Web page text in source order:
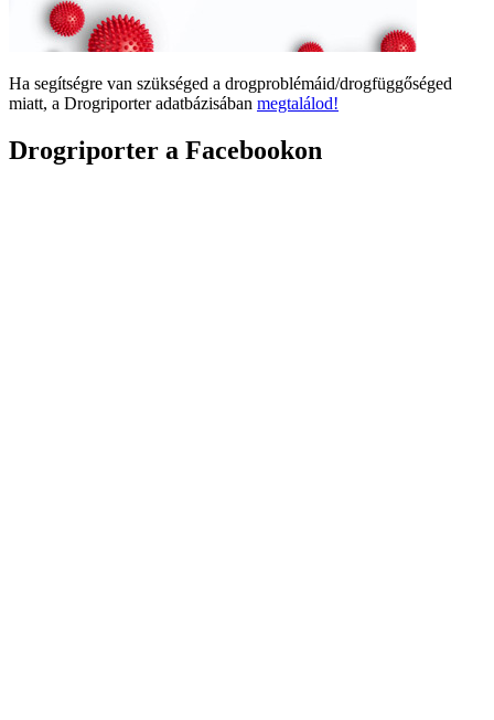
Ha segítségre van szükséged a drogproblémáid/drogfüggőséged
miatt, a Drogriporter adatbázisában megtalálod!
Drogriporter a Facebookon